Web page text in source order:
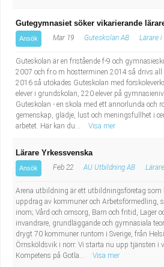
Gutegymnasiet söker vikarierande
Ansök Mar 19 Guteskolan AB Lärare
Guteskolan är en fristående f-9 och
2007 och fr.o.m höstterminen 2014 så drivs all
2016 så utökades Guteskolan med
elever i grundskolan, 220 elever på
Guteskolan - en skola med ett annorlunda och
gemenskap, glädje, lust och meningsfullhet i
arbetet. Här kan du...
Visa mer
Lärare Yrkessvenska
Ansök Feb 22 AU Utbildning AB
Arena utbildning är ett utbildningsföretag som
uppdrag av kommuner och Arbetsförmedling,
inom; Vård och omsorg, Barn och fritid, Lager
invandrare, grundläggande och gymnasiala
drygt 70 kommuner runtom i Sverige, från
Örnsköldsvik i norr. Vi starta nu upp tjänsten i
Kompetens på Gotla...
Visa mer